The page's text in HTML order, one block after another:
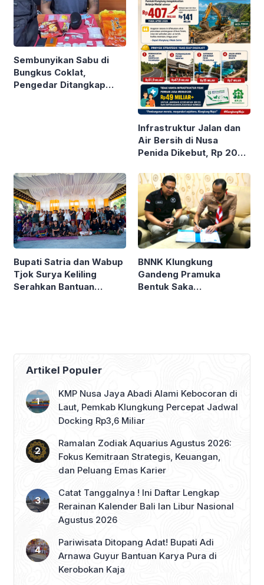
Sembunyikan Sabu di
Bungkus Coklat,
Pengedar Ditangkap
Infrastruktur Jalan dan
Air Bersih di Nusa
Penida Dikebut, Rp 200
Bupati Satria dan Wabup
Tjok Surya Keliling
Serahkan Bantuan
BNNK Klungkung
Gandeng Pramuka
Bentuk Saka
Artikel Populer
KMP Nusa Jaya Abadi Alami Kebocoran di
Laut, Pemkab Klungkung Percepat Jadwal
Docking Rp3,6 Miliar
Ramalan Zodiak Aquarius Agustus 2026:
Fokus Kemitraan Strategis, Keuangan,
dan Peluang Emas Karier
Catat Tanggalnya ! Ini Daftar Lengkap
Rerainan Kalender Bali lan Libur Nasional
Agustus 2026
Pariwisata Ditopang Adat! Bupati Adi
Arnawa Guyur Bantuan Karya Pura di
Kerobokan Kaja